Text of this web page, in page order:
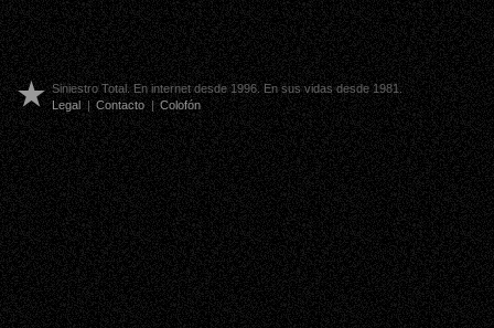
Siniestro Total. En internet desde 1996. En sus vidas desde 1981.
Legal | Contacto | Colofón